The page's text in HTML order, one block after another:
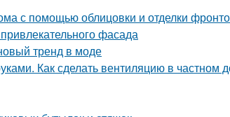
с помощью облицовки и отделки
фасада
тренд в моде
Как сделать вентиляцию в частном